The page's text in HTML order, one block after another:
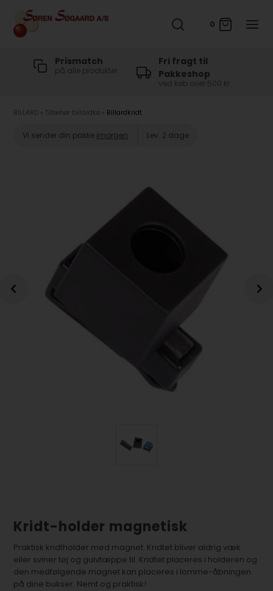
0
Prismatch
på alle produkter
Fri fragt til
Pakkeshop
ved køb over 500 kr
BILLARD Tilbehør billardkø Billardkridt
Vi sender din pakke imorgen Lev. 2 dage
Kridt-holder magnetisk
Praktisk kridtholder med magnet. Kridtet bliver aldrig væk
eller sviner tøj og gulvtæppe til. Kridtet placeres i holderen og
den medfølgende magnet kan placeres i lomme-åbningen
på dine bukser. Nemt og praktisk!